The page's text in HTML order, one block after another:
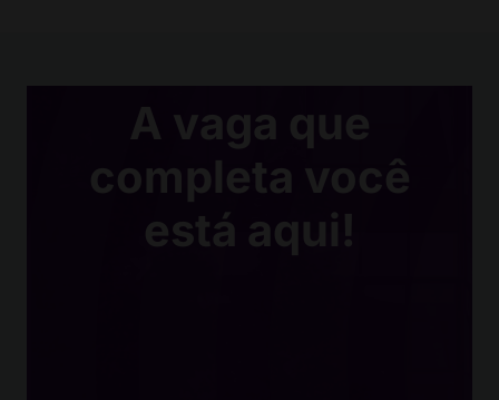
A vaga que
completa você
está aqui!